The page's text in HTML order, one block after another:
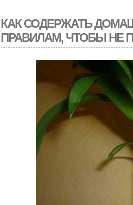
КАК СОДЕРЖАТЬ
ПРАВИЛАМ, ЧТОБЫ НЕ